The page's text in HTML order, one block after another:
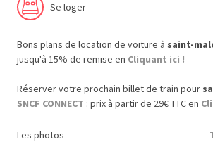
Se loger
Bons plans de location de voiture à saint-
jusqu'à 15% de remise en Cliquant ici !
Réserver votre prochain billet de train pour
SNCF CONNECT : prix à partir de 29€ TTC en
Les photos